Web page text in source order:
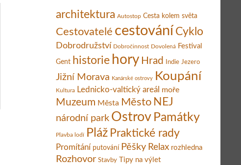
architektura Autostop Cesta kolem světa
Cestovatelé cestování Cyklo
Dobrodružství Dobročinnost Dovolená Festival
Gent historie hory Hrad Indie Jezero
Jižní Morava Kanárské ostrovy Koupání
Kultura Lednicko-valtický areál moře
Muzeum Města Město NEJ
národní park Ostrov Památky
Plavba lodí Pláž Praktické rady
Promítání putování Pěšky Relax rozhledna
Rozhovor Stavby Tipy na výlet